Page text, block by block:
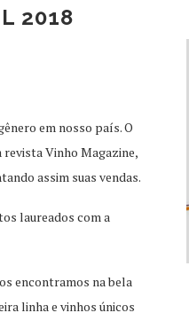
2018
em nosso país. O
Vinho Magazine,
assim suas vendas.
laureados com a
encontramos na bela
linha e vinhos únicos